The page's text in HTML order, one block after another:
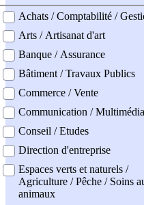
professionel
Achats / Comptabilité /
Arts / Artisanat d'art
Banque / Assurance
Bâtiment / Travaux Publics
Commerce / Vente
Communication / Multimédia
Conseil / Etudes
Direction d'entreprise
Espaces verts et naturels /
Agriculture / Pêche / Soins
animaux